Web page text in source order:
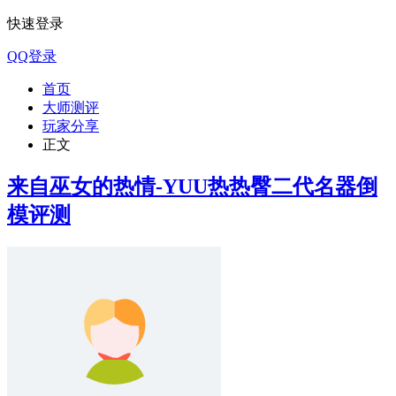
快速登录
QQ登录
首页
大师测评
玩家分享
正文
来自巫女的热情-YUU热热臀二代名器倒
模评测